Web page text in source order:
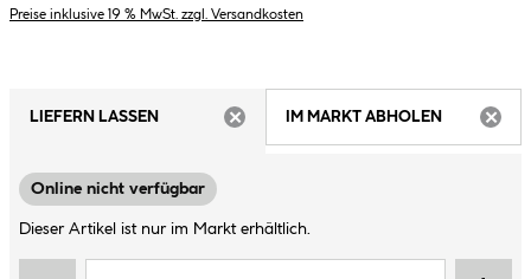
Preise inklusive 19 % MwSt. zzgl. Versandkosten
LIEFERN LASSEN
IM MARKT ABHOLEN
Online nicht verfügbar
Dieser Artikel ist nur im Markt erhältlich.